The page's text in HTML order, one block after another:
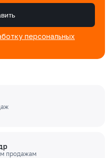
персональных
продажам